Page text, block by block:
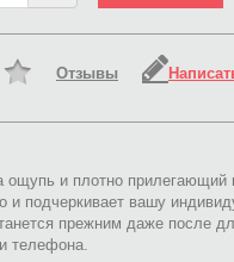
Отзывы
ощупь и плотно
подчеркивает вашу
прежним даже после
телефона.